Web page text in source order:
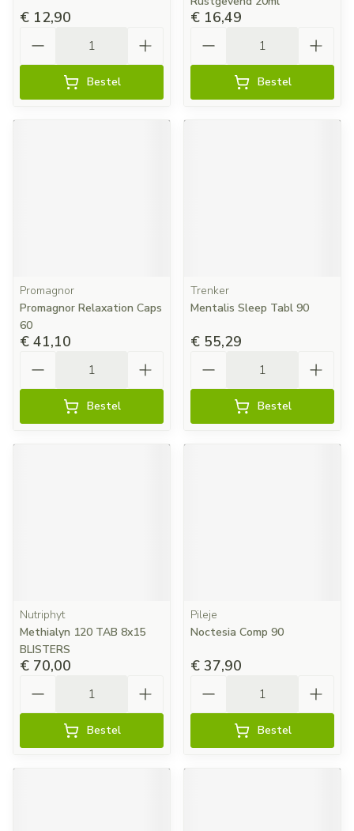
€ 12,90
Bestel
€ 16,49
Bestel
Promagnor
Promagnor Relaxation Caps
60
€ 41,10
Bestel
Trenker
Mentalis Sleep Tabl 90
€ 55,29
Bestel
Nutriphyt
Methialyn 120 TAB 8x15
BLISTERS
€ 70,00
Bestel
Pileje
Noctesia Comp 90
€ 37,90
Bestel